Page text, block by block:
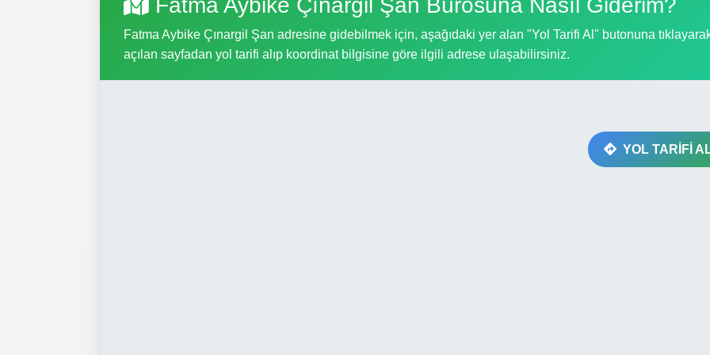
Fatma Aybike Çınargil Şan adresine gidebilmek için, aşağıdaki yer alan "Yol Tarifi Al" butonuna
açılan sayfadan yol tarifi alıp koordinat bilgisine göre ilgili adrese ulaşabilirsiniz.
YOL TARİFİ